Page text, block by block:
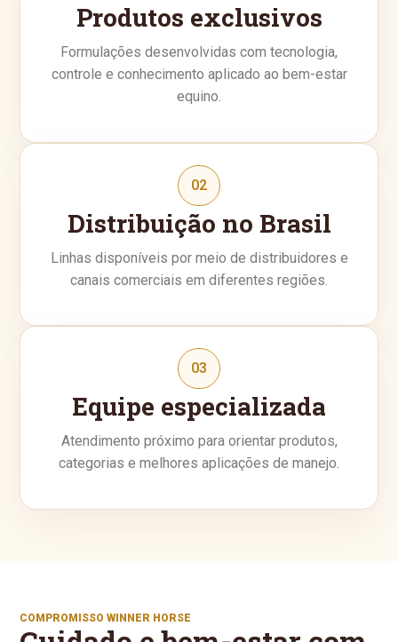
Produtos exclusivos
Formulações desenvolvidas com tecnologia,
controle e conhecimento aplicado ao bem-estar
equino.
02
Distribuição no Brasil
Linhas disponíveis por meio de distribuidores e
canais comerciais em diferentes regiões.
03
Equipe especializada
Atendimento próximo para orientar produtos,
categorias e melhores aplicações de manejo.
COMPROMISSO WINNER HORSE